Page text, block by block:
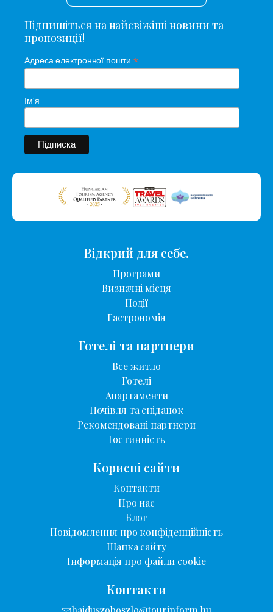
Підпишіться на найсвіжіші новини та
пропозиції!
Адреса електронної пошти *
Ім'я
Відкрий для себе.
Програми
Визначні місця
Події
Гастрономія
Готелі та партнери
Все житло
Готелі
Апартаменти
Ночівля та сніданок
Рекомендовані партнери
Гостинність
Корисні сайти
Контакти
Про нас
Блог
Повідомлення про конфіденційність
Шапка сайту
Інформація про файли cookie
Контакти